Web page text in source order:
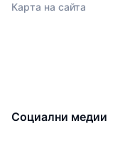
Карта на сайта
Социални медии